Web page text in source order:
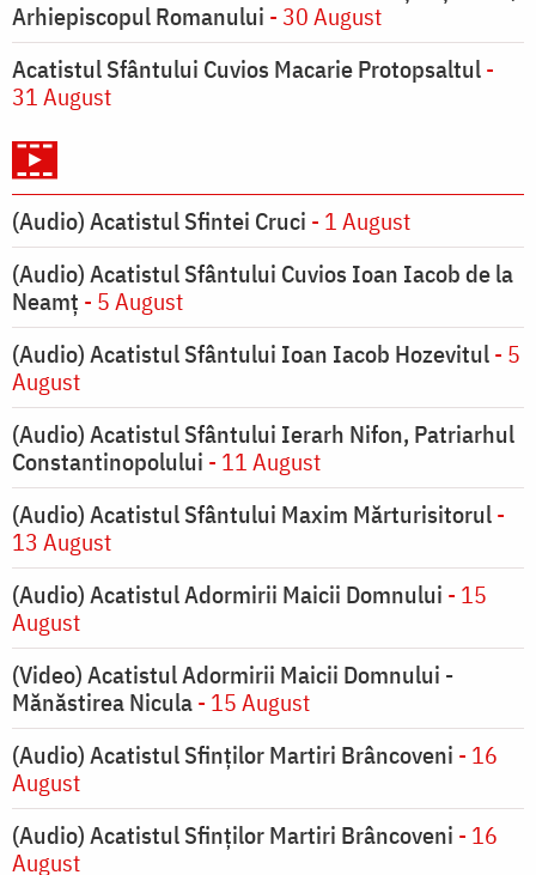
Arhiepiscopul Romanului - 30 August
Acatistul Sfântului Cuvios Macarie Protopsaltul-
31 August
(Audio) Acatistul Sfintei Cruci - 1 August
(Audio) Acatistul Sfântului Cuvios Ioan Iacob de la
Neamț - 5 August
(Audio) Acatistul Sfântului Ioan Iacob Hozevitul- 5
August
(Audio) Acatistul Sfântului Ierarh Nifon, Patriarhul
Constantinopolului - 11 August
(Audio) Acatistul Sfântului Maxim Mărturisitorul-
13 August
(Audio) Acatistul Adormirii Maicii Domnului - 15
August
(Video) Acatistul Adormirii Maicii Domnului -
Mănăstirea Nicula- 15 August
(Audio) Acatistul Sfinților Martiri Brâncoveni - 16
August
(Audio) Acatistul Sfinților Martiri Brâncoveni - 16
August